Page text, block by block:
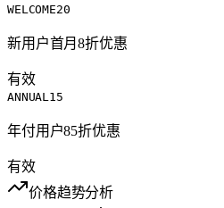
WELCOME20
新用户首月8折优惠
有效
ANNUAL15
年付用户85折优惠
有效
价格趋势分析